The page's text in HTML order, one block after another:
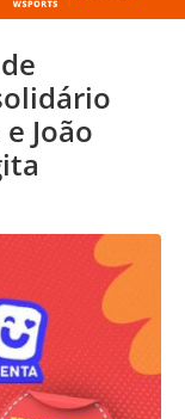
João